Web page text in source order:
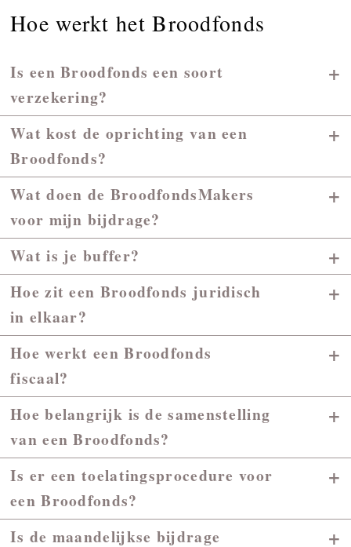
Hoe werkt het Broodfonds
Is een Broodfonds een soort
verzekering?
+
Wat kost de oprichting van een
Broodfonds?
+
Wat doen de BroodfondsMakers
voor mijn bijdrage?
+
Wat is je buffer? +
Hoe zit een Broodfonds juridisch
in elkaar?
+
Hoe werkt een Broodfonds
fiscaal?
+
Hoe belangrijk is de samenstelling
van een Broodfonds?
+
Is er een toelatingsprocedure voor
een Broodfonds?
+
Is de maandelijkse bijdrage
+